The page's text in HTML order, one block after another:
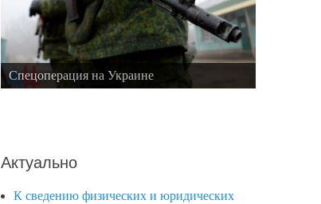
Спецоперация на Украине
Актуально
К сведению физических и юридических